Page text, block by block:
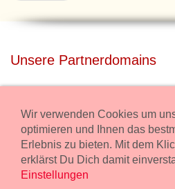
Unsere Partnerdomains
Miete unser Haus bei Wiener
Übernachtung.
freilaender.at
Wir verwenden Cookies um
optimieren und Ihnen das
Erlebnis zu bieten. Mit dem
erklärst Du Dich damit
Einstellungen